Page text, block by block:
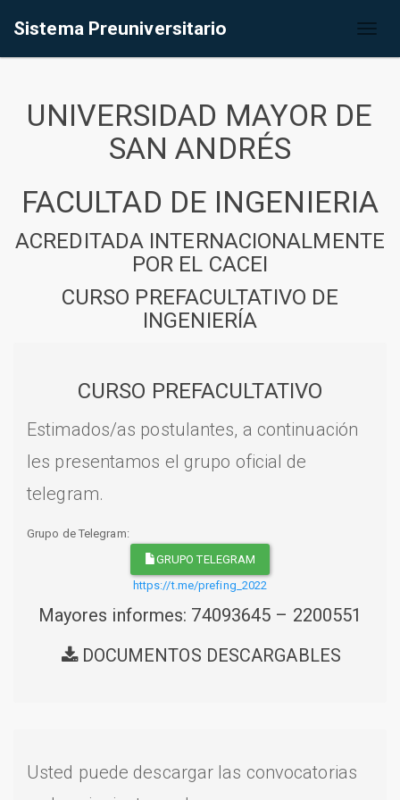
Sistema Preuniversitario
UNIVERSIDAD MAYOR DE
SAN ANDRÉS
FACULTAD DE INGENIERIA
ACREDITADA INTERNACIONALMENTE
POR EL CACEI
CURSO PREFACULTATIVO DE
INGENIERÍA
CURSO PREFACULTATIVO
Estimados/as postulantes, a continuación
les presentamos el grupo oficial de
telegram.
Grupo de Telegram:
GRUPO TELEGRAM
https://t.me/prefing_2022
Mayores informes: 74093645 – 2200551
DOCUMENTOS DESCARGABLES
Usted puede descargar las convocatorias